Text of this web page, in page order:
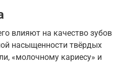
влияют на качество зубов
насыщенности твёрдых
«молочному кариесу» и